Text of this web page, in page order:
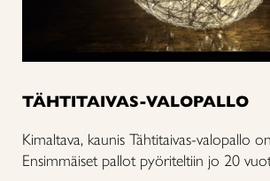
TÄHTITAIVAS-VALOPALLO
Kimaltava, kaunis Tähtitaivas-valopallo
Ensimmäiset pallot pyöriteltiin jo 20